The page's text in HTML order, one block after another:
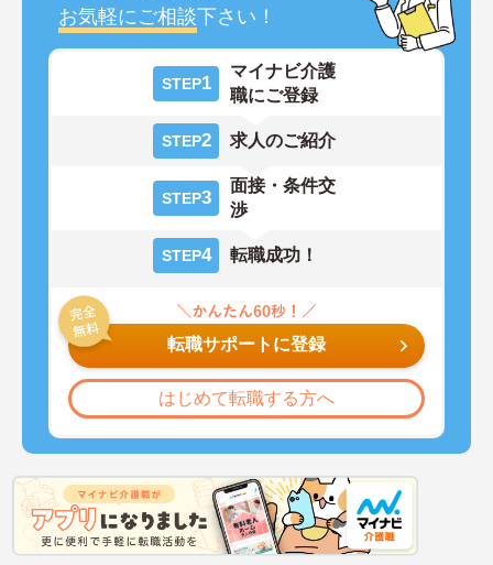
お気軽にご相談下さい！
STEP1
マイナビ介護
職にご登録
STEP2 求人のご紹介
STEP3
面接・条件交
渉
STEP4 転職成功！
転職サポートに登録
はじめて転職する方へ